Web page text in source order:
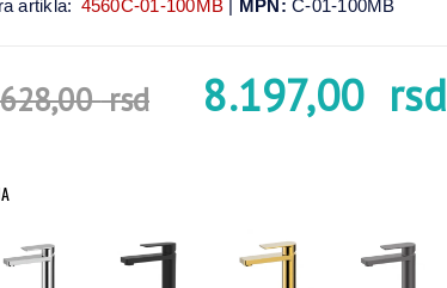
artikla: 4560C-01-100MB | MPN: C-01-100MB
rsd 8.197,00 rsd